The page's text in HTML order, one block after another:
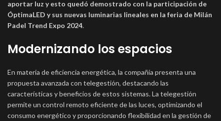
aportar luz y esto quedó demostrado con la participación de
ÓptimaLED y sus nuevas luminarias lineales en la feria de Milán
Padel Trend Expo 2024.
Modernizando los espacios
En materia de eficiencia energética, la compañía presenta una
propuesta avanzada con telegestión, destacando las
características y beneficios de estos sistemas. La telegestión
permite un control remoto eficiente de las luces, optimizando el
consumo energético y proporcionando flexibilidad en la gestión de